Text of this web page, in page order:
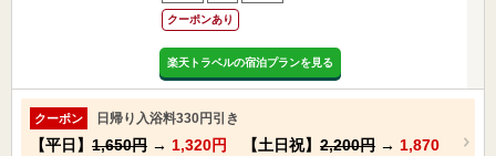
クーポンあり
楽天トラベルの宿泊プランを見る
クーポン 日帰り入浴料330円引き
【平日】 1,650円 → 1,320円 【土日祝】 2,200円 → 1,870